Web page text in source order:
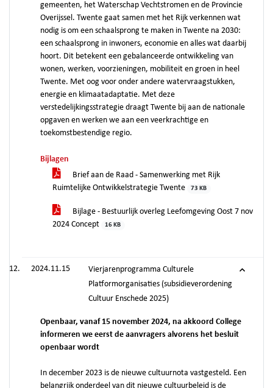
gemeenten, het Waterschap Vechtstromen en de Provincie
Overijssel. Twente gaat samen met het Rijk verkennen wat
nodig is om een schaalsprong te maken in Twente na 2030:
een schaalsprong in inwoners, economie en alles wat daarbij
hoort. Dit betekent een gebalanceerde ontwikkeling van
wonen, werken, voorzieningen, mobiliteit en groen in heel
Twente. Met oog voor onder andere watervraagstukken,
energie en klimaatadaptatie. Met deze
verstedelijkingsstrategie draagt Twente bij aan de nationale
opgaven en werken we aan een veerkrachtige en
toekomstbestendige regio.
Bijlagen
Brief aan de Raad - Samenwerking met Rijk
Ruimtelijke Ontwikkelstrategie Twente
73 KB
Bijlage - Bestuurlijk overleg Leefomgeving Oost 7 nov
2024 Concept
16 KB
2024.11.15
Vierjarenprogramma Culturele
Platformorganisaties (subsidieverordening
Cultuur Enschede 2025)
Openbaar, vanaf 15 november 2024, na akkoord College
informeren we eerst de aanvragers alvorens het besluit
openbaar wordt
In december 2023 is de nieuwe cultuurnota vastgesteld. Een
belangrijk onderdeel van dit nieuwe cultuurbeleid is de